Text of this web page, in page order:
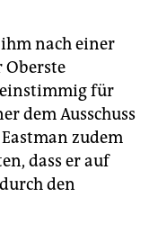
ihm nach einer
Oberste
einstimmig für
dem Ausschuss
zudem
dass er auf
den